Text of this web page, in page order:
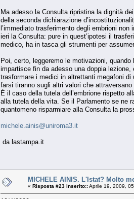
Ma adesso la Consulta ripristina la dignità
della seconda dichiarazione
l’immediato trasferimento degli embrioni
ieri la Consulta: pure in quest’ipotesi il
medico, ha in tasca gli strumenti per
Poi, certo, leggeremo le motivazioni,
impartisce fin da adesso una doppia
trasformare i medici in altrettanti megafoni
farsi tiranno sugli altri valori che
È il caso della tutela dell’embrione rispetto
alla tutela della vita. Se il Parlamento se ne
quantomeno risparmiare alla Consulta la
michele.ainis@uniroma3.it
da lastampa.it
MICHELE AINIS. L'Istat? Molto
« Risposta #23 inserito::Aprile 19, 2009,